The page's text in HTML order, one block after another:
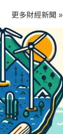
更多財經新聞 »